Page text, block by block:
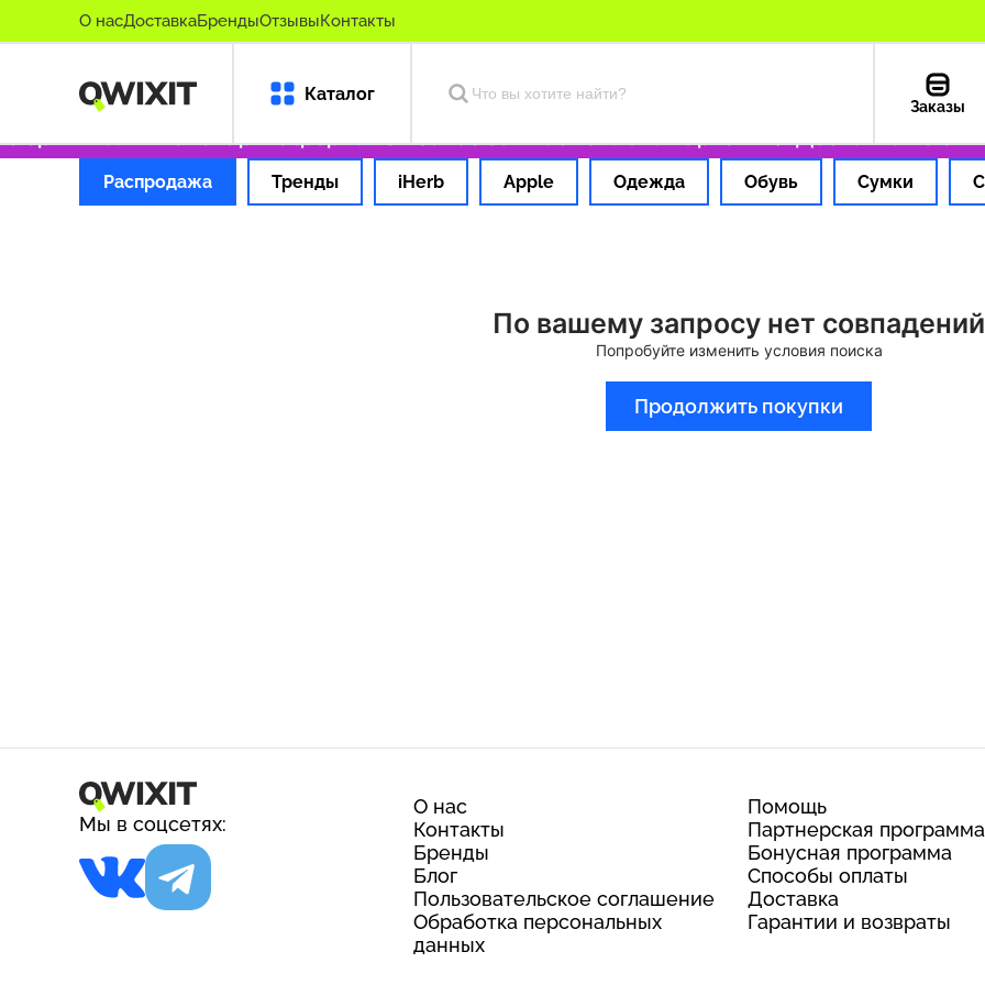
О насДоставкаБрендыОтзывыКонтакты
Каталог
Заказы
оригинальные товары Оформляем заказ за 1 час Оплата картой РФ Доставка из США
Распродажа Тренды iHerb Apple Одежда Обувь Сумки
По вашему запросу нет совпадений
Попробуйте изменить условия поиска
Продолжить покупки
Мы в соцсетях:
О нас
Контакты
Бренды
Блог
Пользовательское соглашение
Обработка персональных
данных
Помощь
Партнерская программа
Бонусная программа
Способы оплаты
Доставка
Гарантии и возвраты